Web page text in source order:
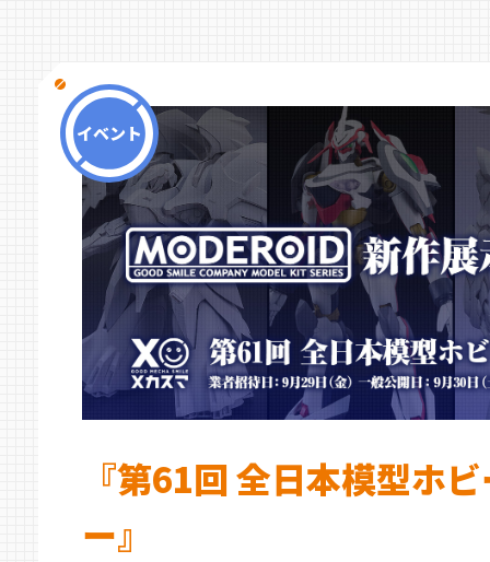
イベント
『第61回 全日本模型ホ
ー』